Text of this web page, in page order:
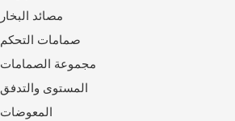
مصائد البخار
صمامات التحكم
مجموعة الصمامات
المستوى والتدفق
المعوضات